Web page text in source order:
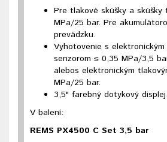
Pre tlakové skúšky a
MPa/25 bar. Pre
prevádzku.
Vyhotovenie s
senzorom ≤ 0,35 MPa/3,5
alebos elektronickým
MPa/25 bar.
3,5" farebný dotykový displej.
V balení:
REMS PX4500 C Set 3,5 bar